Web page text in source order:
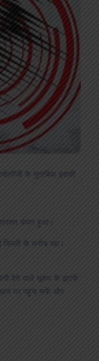
के मुताबिक इसकी
कंपन हुआ।
के करीब रहा।
देने वाले भूकंप के झटके
पर पहुंच सकें और
तोड़कर चोरी, पीतल के
नकदी ले उड़े चोर
August 4, 2026